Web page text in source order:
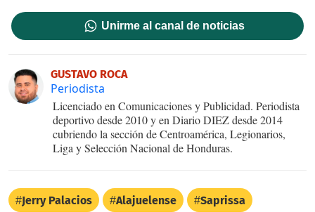
Unirme al canal de noticias
GUSTAVO ROCA
Periodista
Licenciado en Comunicaciones y Publicidad. Periodista
deportivo desde 2010 y en Diario DIEZ desde 2014
cubriendo la sección de Centroamérica, Legionarios,
Liga y Selección Nacional de Honduras.
Jerry Palacios Alajuelense Saprissa